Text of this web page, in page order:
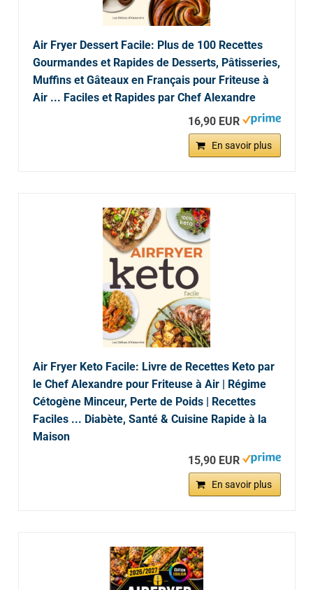
Air Fryer Dessert Facile: Plus de 100 Recettes
Gourmandes et Rapides de Desserts, Pâtisseries,
Muffins et Gâteaux en Français pour Friteuse à
Air ... Faciles et Rapides par Chef Alexandre
16,90 EUR
En savoir plus
Air Fryer Keto Facile: Livre de Recettes Keto par
le Chef Alexandre pour Friteuse à Air | Régime
Cétogène Minceur, Perte de Poids | Recettes
Faciles ... Diabète, Santé & Cuisine Rapide à la
Maison
15,90 EUR
En savoir plus